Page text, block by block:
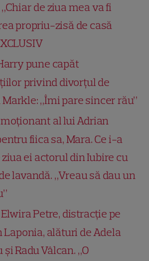
de ziua mea va fi
propriu-zisă de casă
pune capăt
privind divorțul de
„Îmi pare sincer rău”
al lui Adrian
fiica sa, Mara. Ce i-a
ei actorul din Iubire cu
lavandă. „Vreau să dau un
Petre, distracție pe
Laponia, alături de Adela
Radu Vâlcan. „O